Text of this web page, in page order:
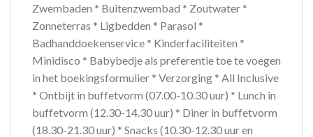
Zwembaden * Buitenzwembad * Zoutwater *
Zonneterras * Ligbedden * Parasol *
Badhanddoekenservice * Kinderfaciliteiten *
Minidisco * Babybedje als preferentie toe te voegen
in het boekingsformulier * Verzorging * All Inclusive
* Ontbijt in buffetvorm (07.00-10.30 uur) * Lunch in
buffetvorm (12.30-14.30 uur) * Diner in buffetvorm
(18.30-21.30 uur) * Snacks (10.30-12.30 uur en